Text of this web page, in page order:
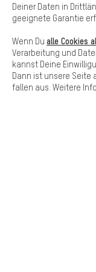
Deiner Daten in
geeignete Garantie
Wenn Du alle Cookies
Verarbeitung und
kannst Deine
Dann ist unsere Seite
fallen aus. Weitere